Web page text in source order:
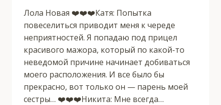
Лола Новая ❤️❤️❤️Катя: Попытка
повеселиться приводит меня к череде
неприятностей. Я попадаю под прицел
красивого мажора, который по какой-то
неведомой причине начинает добиваться
моего расположения. И все было бы
прекрасно, вот только он — парень моей
сестры… ❤️❤️❤️Никита: Мне всегда…